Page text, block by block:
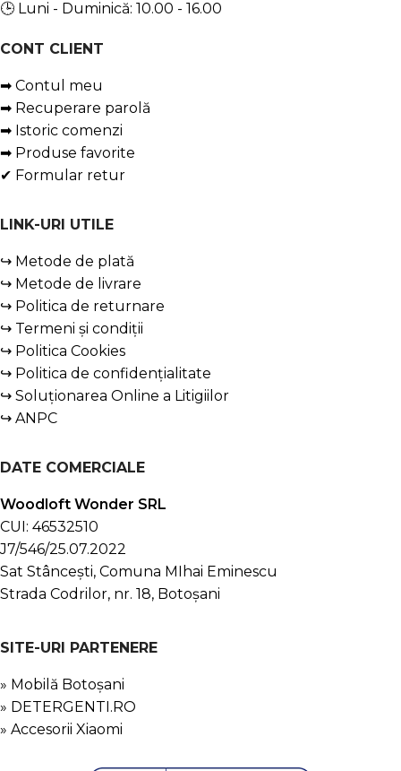
🕒 Luni - Duminică: 10.00 - 16.00
CONT CLIENT
➡ Contul meu
➡ Recuperare parolă
➡ Istoric comenzi
➡ Produse favorite
✔ Formular retur
LINK-URI UTILE
↪ Metode de plată
↪ Metode de livrare
↪ Politica de returnare
↪ Termeni și condiții
↪ Politica Cookies
↪ Politica de confidențialitate
↪ Soluționarea Online a Litigiilor
↪ ANPC
DATE COMERCIALE
Woodloft Wonder SRL
CUI: 46532510
J7/546/25.07.2022
Sat Stâncești, Comuna MIhai Eminescu
Strada Codrilor, nr. 18, Botoșani
SITE-URI PARTENERE
» Mobilă Botoșani
» DETERGENTI.RO
» Accesorii Xiaomi